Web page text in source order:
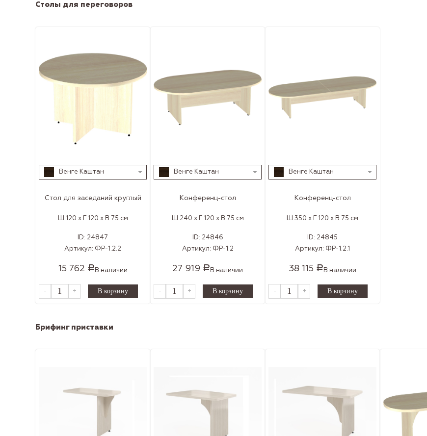
Столы для переговоров
Венге Каштан
Стол для заседаний круглый
Ш 120 x Г 120 x В 75 см
ID: 24847
Артикул: ФР-1.2.2
15 762 Р В наличии
- +
Венге Каштан
Конференц-стол
Ш 240 x Г 120 x В 75 см
ID: 24846
Артикул: ФР-1.2
27 919 Р В наличии
- +
Венге Каштан
Конференц-стол
Ш 350 x Г 120 x В 75 см
ID: 24845
Артикул: ФР-1.2.1
38 115 Р В наличии
- +
Брифинг приставки